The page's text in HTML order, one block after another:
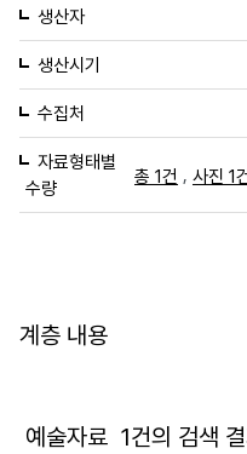
생산자
생산시기
수집처
자료형태별
수량
총 1건 , 사진 1
계층 내용
예술자료 1건의 검색